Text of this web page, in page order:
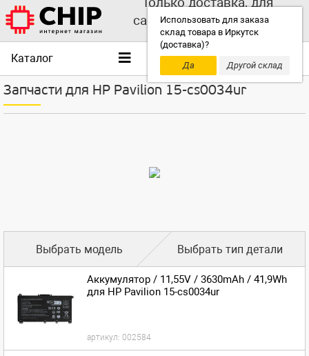
Использовать для заказа
склад товара в Иркутск
(доставка)?
Да
Другой склад
самовывоза выбирайте
другой склад!
Каталог
Запчасти для HP Pavilion 15-cs0034ur
Выбрать модель Выбрать тип детали
Аккумулятор / 11,55V / 3630mAh / 41,9Wh
для HP Pavilion 15-cs0034ur
артикул: 002584